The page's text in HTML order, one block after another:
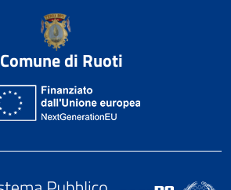
Comune di Ruoti